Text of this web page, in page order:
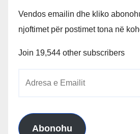
Vendos emailin dhe kliko
njoftimet për postimet tona në
Join 19,544 other subscribers
Abonohu